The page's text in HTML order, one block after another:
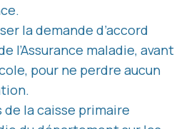
la demande d’accord
l’Assurance maladie, avant
pour ne perdre aucun
de la caisse primaire